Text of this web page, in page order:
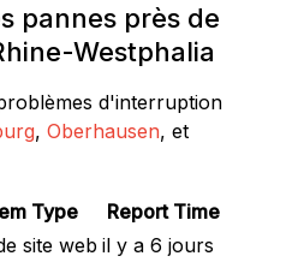
pannes près de
Westphalia
d'interruption
, Oberhausen, et
Type
Report Time
site web il y a 6 jours